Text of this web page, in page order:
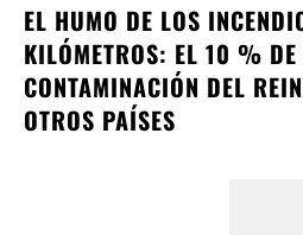
EL HUMO DE LOS
KILÓMETROS: EL 10 %
CONTAMINACIÓN DEL
OTROS PAÍSES